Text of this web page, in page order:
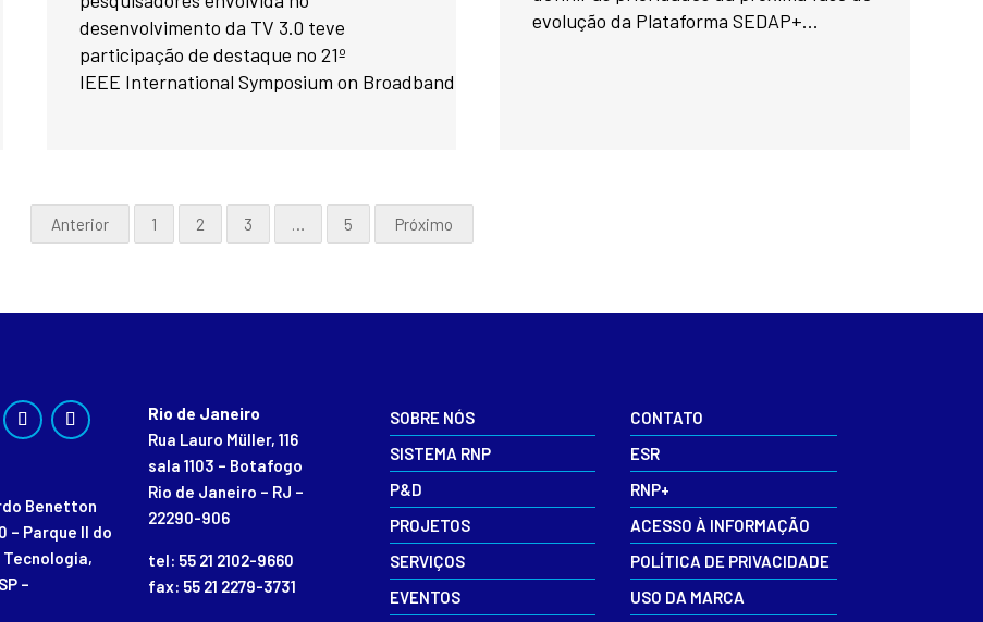
desenvolvimento da TV 3.0 teve
participação de destaque no 21º
IEEE International Symposium on Broadband Multimedia Systems and Broadcasting...
evolução da Plataforma SEDAP+...
Anterior 1 2 3 … 5 Próximo
Benetton
– Parque II do
–
Rio de Janeiro
Rua Lauro Müller, 116
sala 1103 – Botafogo
Rio de Janeiro – RJ –
22290-906
tel: 55 21 2102-9660
fax: 55 21 2279-3731
SOBRE NÓS
SISTEMA RNP
P&D
PROJETOS
SERVIÇOS
EVENTOS
CONTATO
ESR
RNP+
ACESSO À INFORMAÇÃO
POLÍTICA DE PRIVACIDADE
USO DA MARCA